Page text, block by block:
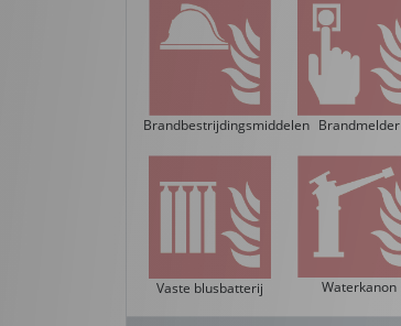
Brandbestrijdingsmiddelen Brandmelder
Vaste blusbatterij Waterkanon